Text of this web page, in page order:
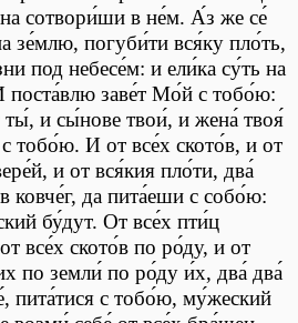
сотвори́ши в не́м. А́з же се́
зе́млю, погуби́ти вся́ку пло́ть,
под небесе́м: и ели́ка су́ть на
поста́влю заве́т Мо́й с тобо́ю:
и сы́нове твои́, и жена́ твоя́
тобо́ю. И от все́х ското́в, и от
и от вся́кия пло́ти, два́
ковче́г, да пита́еши с собо́ю:
бу́дут. От все́х пти́ц
все́х ското́в по ро́ду, и от
по земли́ по ро́ду и́х, два́ два́
пита́тися с тобо́ю, му́жеский